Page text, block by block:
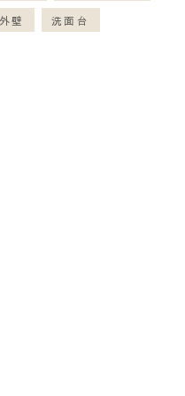
外壁 洗面台